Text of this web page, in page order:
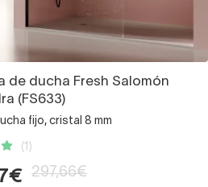
de ducha Fresh Salomón
(FS633)
fijo, cristal 8 mm
(1)
297,66€